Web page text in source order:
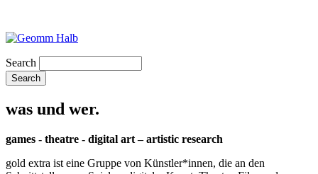
Search
was und wer.
games - theatre - digital art – artistic research
gold extra ist eine Gruppe von Künstler*innen, die an den